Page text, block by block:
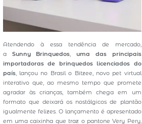
Atendendo à essa tendência de mercado,
a Sunny Brinquedos,uma das principais
importadoras de brinquedos licenciados do
país, lançou no Brasil o Bitzee, novo pet virtual
interativo que, ao mesmo tempo que promete
agradar às crianças, também chega em um
formato que deixará os nostálgicos de plantão
igualmente felizes. O lançamento é apresentado
em uma caixinha que traz o pantone Very Pery,